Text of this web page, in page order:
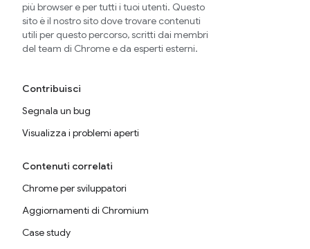
più browser e per tutti i tuoi utenti. Questo
sito è il nostro sito dove trovare contenuti
utili per questo percorso, scritti dai membri
del team di Chrome e da esperti esterni.
Contribuisci
Segnala un bug
Visualizza i problemi aperti
Contenuti correlati
Chrome per sviluppatori
Aggiornamenti di Chromium
Case study